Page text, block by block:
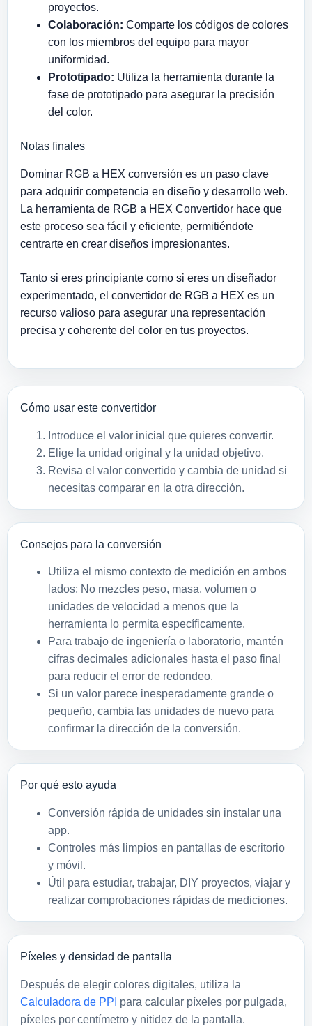
proyectos.
Colaboración: Comparte los códigos de colores
con los miembros del equipo para mayor
uniformidad.
Prototipado: Utiliza la herramienta durante la
fase de prototipado para asegurar la precisión
del color.
Notas finales
Dominar RGB a HEX conversión es un paso clave
para adquirir competencia en diseño y desarrollo web.
La herramienta de RGB a HEX Convertidor hace que
este proceso sea fácil y eficiente, permitiéndote
centrarte en crear diseños impresionantes.
Tanto si eres principiante como si eres un diseñador
experimentado, el convertidor de RGB a HEX es un
recurso valioso para asegurar una representación
precisa y coherente del color en tus proyectos.
Cómo usar este convertidor
Introduce el valor inicial que quieres convertir.
Elige la unidad original y la unidad objetivo.
Revisa el valor convertido y cambia de unidad si
necesitas comparar en la otra dirección.
Consejos para la conversión
Utiliza el mismo contexto de medición en ambos
lados; No mezcles peso, masa, volumen o
unidades de velocidad a menos que la
herramienta lo permita específicamente.
Para trabajo de ingeniería o laboratorio, mantén
cifras decimales adicionales hasta el paso final
para reducir el error de redondeo.
Si un valor parece inesperadamente grande o
pequeño, cambia las unidades de nuevo para
confirmar la dirección de la conversión.
Por qué esto ayuda
Conversión rápida de unidades sin instalar una
app.
Controles más limpios en pantallas de escritorio
y móvil.
Útil para estudiar, trabajar, DIY proyectos, viajar y
realizar comprobaciones rápidas de mediciones.
Píxeles y densidad de pantalla
Después de elegir colores digitales, utiliza la
Calculadora de PPI para calcular píxeles por pulgada,
píxeles por centímetro y nitidez de la pantalla.